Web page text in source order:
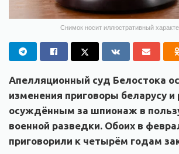
Снимок носит иллюстративный
Апелляционный суд Белостока
изменения приговоры беларусу и
осуждённым за шпионаж в
военной разведки. Обоих в
приговорили к четырём годам